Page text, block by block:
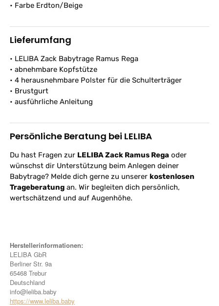
• Farbe Erdton/Beige
Lieferumfang
• LELIBA Zack Babytrage Ramus Rega
• abnehmbare Kopfstütze
• 4 herausnehmbare Polster für die Schulterträger
• Brustgurt
• ausführliche Anleitung
Persönliche Beratung bei LELIBA
Du hast Fragen zur LELIBA Zack Ramus Rega oder
wünschst dir Unterstützung beim Anlegen deiner
Babytrage? Melde dich gerne zu unserer kostenlosen
Trageberatung an. Wir begleiten dich persönlich,
wertschätzend und auf Augenhöhe.
Herstellerinformationen:
LELIBA GbR
Berliner Str. 9a
65468 Trebur
Deutschland
info@leliba.baby
https://www.leliba.baby